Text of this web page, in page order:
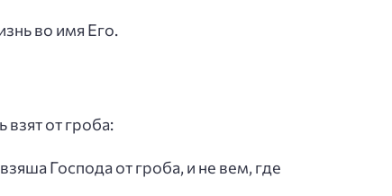
во имя Его.
от гроба:
Господа от гроба, и не вем, где